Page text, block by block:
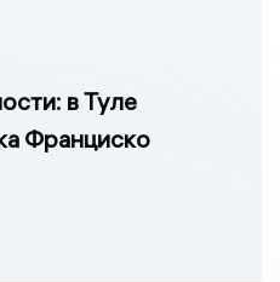
в Туле
Франциско